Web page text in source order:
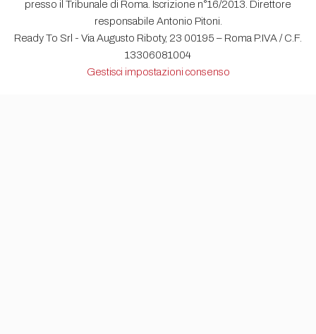
presso il Tribunale di Roma. Iscrizione n°16/2013. Direttore
responsabile Antonio Pitoni.
Ready To Srl - Via Augusto Riboty, 23 00195 – Roma P.IVA / C.F.
13306081004
Gestisci impostazioni consenso